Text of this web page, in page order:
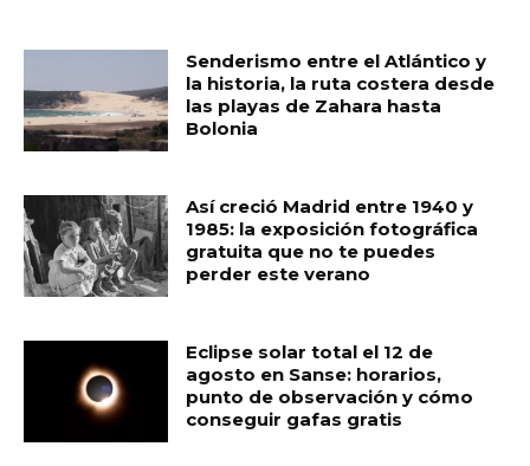
Senderismo entre el Atlántico y
la historia, la ruta costera desde
las playas de Zahara hasta
Bolonia
Así creció Madrid entre 1940 y
1985: la exposición fotográfica
gratuita que no te puedes
perder este verano
Eclipse solar total el 12 de
agosto en Sanse: horarios,
punto de observación y cómo
conseguir gafas gratis